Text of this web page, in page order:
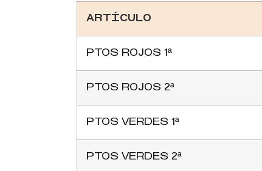
ARTÍCULO
PTOS ROJOS 1ª
PTOS ROJOS 2ª
PTOS VERDES 1ª
PTOS VERDES 2ª